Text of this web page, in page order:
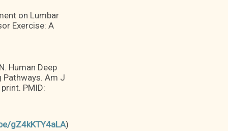
on Lumbar
Exercise: A
Human Deep
Pathways. Am J
PMID:
gZ4kKTY4aLA)